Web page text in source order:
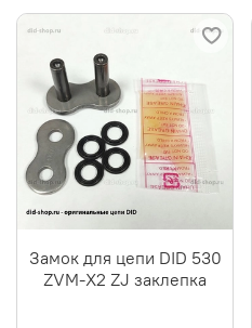
Замок для цепи DID 530
ZVM-X2 ZJ заклепка